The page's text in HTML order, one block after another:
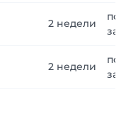
2 недели
по
2 недели
по